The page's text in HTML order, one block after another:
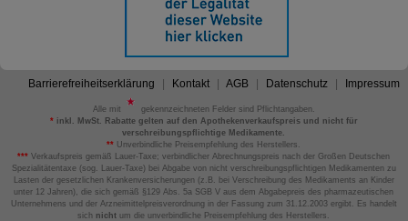
Barrierefreiheitserklärung Kontakt AGB Datenschutz Impressum
Alle mit
gekennzeichneten Felder sind Pflichtangaben.
*inkl. MwSt. Rabatte gelten auf den Apothekenverkaufspreis und nicht für
verschreibungspflichtige Medikamente.
** Unverbindliche Preisempfehlung des Herstellers.
*** Verkaufspreis gemäß Lauer-Taxe; verbindlicher Abrechnungspreis nach der Großen Deutschen
Spezialitätentaxe (sog. Lauer-Taxe) bei Abgabe von nicht verschreibungspflichtigen Medikamenten zu
Lasten der gesetzlichen Krankenversicherungen (z.B. bei Verschreibung des Medikaments an Kinder
unter 12 Jahren), die sich gemäß §129 Abs. 5a SGB V aus dem Abgabepreis des pharmazeutischen
Unternehmens und der Arzneimittelpreisverordnung in der Fassung zum 31.12.2003 ergibt. Es handelt
sich nicht um die unverbindliche Preisempfehlung des Herstellers.